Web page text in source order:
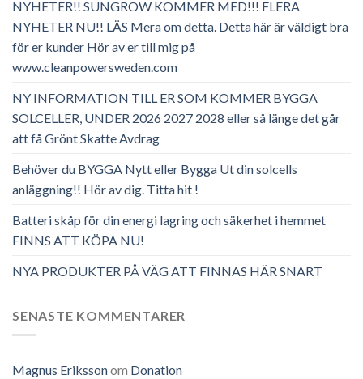
NYHETER!! SUNGROW KOMMER MED!!! FLERA
NYHETER NU!! LÄS Mera om detta. Detta här är väldigt bra
för er kunder Hör av er till mig på
www.cleanpowersweden.com
NY INFORMATION TILL ER SOM KOMMER BYGGA
SOLCELLER, UNDER 2026 2027 2028 eller så länge det går
att få Grönt Skatte Avdrag
Behöver du BYGGA Nytt eller Bygga Ut din solcells
anläggning!! Hör av dig. Titta hit !
Batteri skåp för din energi lagring och säkerhet i hemmet
FINNS ATT KÖPA NU!
NYA PRODUKTER PÅ VÄG ATT FINNAS HÄR SNART
SENASTE KOMMENTARER
Magnus Erikssonom Donation